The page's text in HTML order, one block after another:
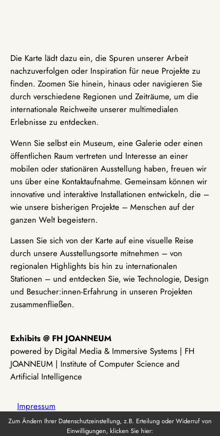
Die Karte lädt dazu ein, die Spuren unserer Arbeit
nachzuverfolgen oder Inspiration für neue Projekte zu
finden. Zoomen Sie hinein, hinaus oder navigieren Sie
durch verschiedene Regionen und Zeiträume, um die
internationale Reichweite unserer multimedialen
Erlebnisse zu entdecken.
Wenn Sie selbst ein Museum, eine Galerie oder einen
öffentlichen Raum vertreten und Interesse an einer
mobilen oder stationären Ausstellung haben, freuen wir
uns über eine Kontaktaufnahme. Gemeinsam können wir
innovative und interaktive Installationen entwickeln, die –
wie unsere bisherigen Projekte – Menschen auf der
ganzen Welt begeistern.
Lassen Sie sich von der Karte auf eine visuelle Reise
durch unsere Ausstellungsorte mitnehmen – von
regionalen Highlights bis hin zu internationalen
Stationen – und entdecken Sie, wie Technologie, Design
und Besucher:innen-Erfahrung in unseren Projekten
zusammenfließen.
Exhibits @ FH JOANNEUM
powered by Digital Media & Immersive Systems | FH
JOANNEUM | Institute of Computer Science and
Artificial Intelligence
Impressum
Zum Ändern Ihrer Datenschutzeinstellung, z.B. Erteilung oder Widerruf von
Einwilligungen, klicken Sie hier: